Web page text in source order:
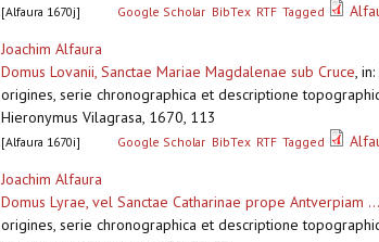
[Alfaura 1670j] Google Scholar BibTex RTF Tagged
Joachim Alfaura
Domus Lovanii, Sanctae Mariae Magdalenae sub Cruce,
origines, serie chronographica et descriptione
Hieronymus Vilagrasa, 1670, 113
[Alfaura 1670i] Google Scholar BibTex RTF Tagged
Joachim Alfaura
Domus Lyrae, vel Sanctae Catharinae prope Antverpiam ...
origines, serie chronographica et descriptione